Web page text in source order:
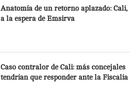
Anatomía de un retorno aplazado: Cali,
a la espera de Emsirva
Caso contralor de Cali: más concejales
tendrían que responder ante la Fiscalía